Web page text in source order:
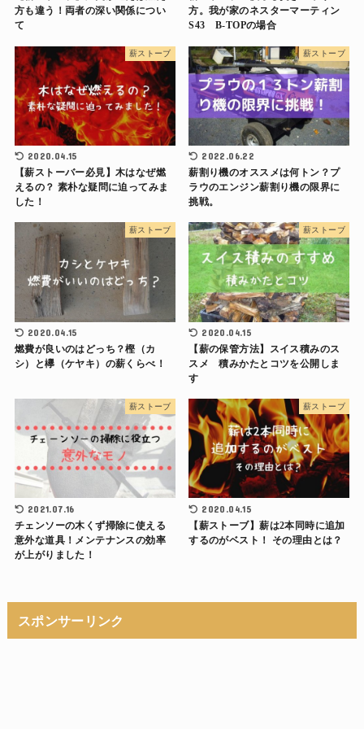
方も違う！両者の深い関係につい
て
方。我が家のネスターマーティン
S43 B-TOPの場合
薪ストーブ
2020.04.15
【薪ストーバー必見】木はなぜ燃
えるの？ 素朴な疑問に迫ってみま
した！
薪ストーブ
2022.06.22
薪割り機のオススメは何トン？プ
ラウのエンジン薪割り機の限界に
挑戦。
薪ストーブ
2020.04.15
燃費が良いのはどっち？樫（カ
シ）と欅（ケヤキ）の薪くらべ！
薪ストーブ
2020.04.15
【薪の保管方法】スイス積みのス
スメ 積みかたとコツを公開しま
す
薪ストーブ
2021.07.16
チェンソーの木くず掃除に使える
意外な道具！メンテナンスの効率
が上がりました！
薪ストーブ
2020.04.15
【薪ストーブ】薪は2本同時に追加
するのがベスト！ その理由とは？
スポンサーリンク